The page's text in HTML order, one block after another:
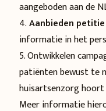
aangeboden aan de
4.Aanbieden petitie
informatie in het
5. Ontwikkelen
patiënten bewust te
huisartsenzorg hoort
Meer informatie